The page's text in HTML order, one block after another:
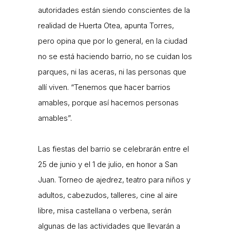
autoridades están siendo conscientes de la
realidad de Huerta Otea, apunta Torres,
pero opina que por lo general, en la ciudad
no se está haciendo barrio, no se cuidan los
parques, ni las aceras, ni las personas que
allí viven. “Tenemos que hacer barrios
amables, porque así hacemos personas
amables”.
Las fiestas del barrio se celebrarán entre el
25 de junio y el 1 de julio, en honor a San
Juan. Torneo de ajedrez, teatro para niños y
adultos, cabezudos, talleres, cine al aire
libre, misa castellana o verbena, serán
algunas de las actividades que llevarán a